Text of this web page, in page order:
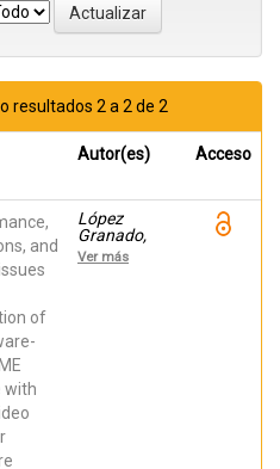
resultados 2 a 2 de 2
Autor(es) Acceso
and
of
with
López
Granado,
Otoniel;
Migallón,
Ver más